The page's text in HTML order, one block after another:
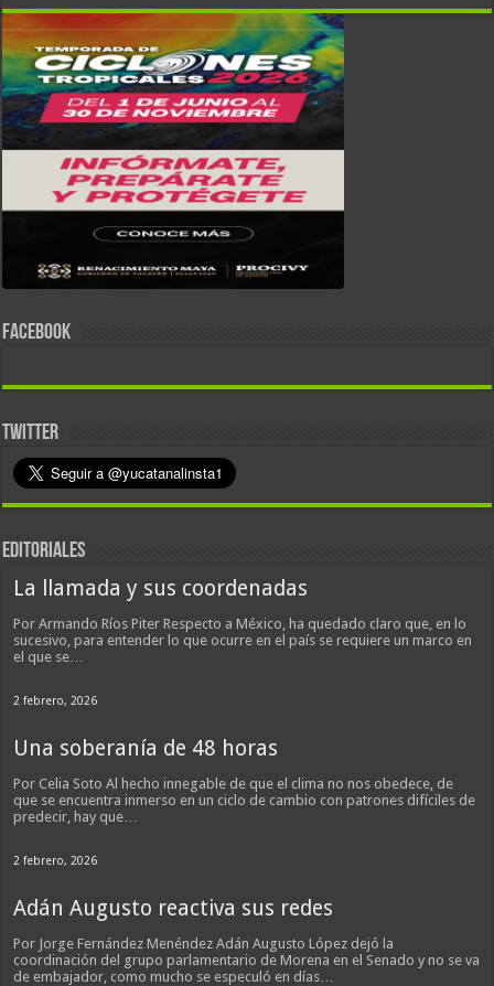
FACEBOOK
TWITTER
EDITORIALES
La llamada y sus coordenadas
Por Armando Ríos Piter Respecto a México, ha quedado claro que, en lo
sucesivo, para entender lo que ocurre en el país se requiere un marco en
el que se…
2 febrero, 2026
Una soberanía de 48 horas
Por Celia Soto Al hecho innegable de que el clima no nos obedece, de
que se encuentra inmerso en un ciclo de cambio con patrones difíciles de
predecir, hay que…
2 febrero, 2026
Adán Augusto reactiva sus redes
Por Jorge Fernández Menéndez Adán Augusto López dejó la
coordinación del grupo parlamentario de Morena en el Senado y no se va
de embajador, como mucho se especuló en días…